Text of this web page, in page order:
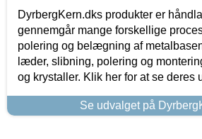
DyrbergKern.dks produkter er
gennemgår mange forskellige
polering og belægning af
læder, slibning, polering og
og krystaller. Klik her for at se deres
Se udvalget på